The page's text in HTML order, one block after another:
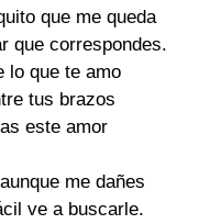
que me queda
que correspondes.
lo que te amo
tus brazos
este amor
me dañes
ve a buscarle.